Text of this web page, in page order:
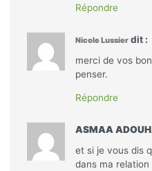
Répondre
Nicole Lussier dit :
merci de vos
penser.
Répondre
ASMAA
et si je vous dis
dans ma